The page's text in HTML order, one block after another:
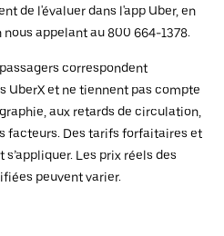
de l'évaluer dans l'app Uber, en
nous appelant au 800 664-1378.
correspondent
UberX et ne tiennent pas compte
aux retards de circulation,
facteurs. Des tarifs forfaitaires et
Les prix réels des
peuvent varier.